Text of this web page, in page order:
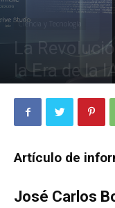
Ciencia y Tecnología
La
la Era de la
Artículo de
José Carlos